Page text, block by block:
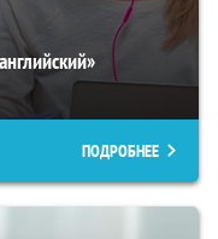
ПОДРОБНЕЕ